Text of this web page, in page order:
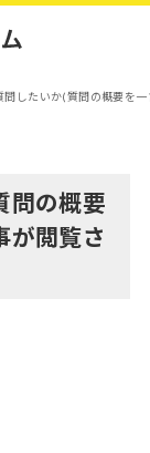
したいか(質問の概要を
問の概要
が閲覧さ